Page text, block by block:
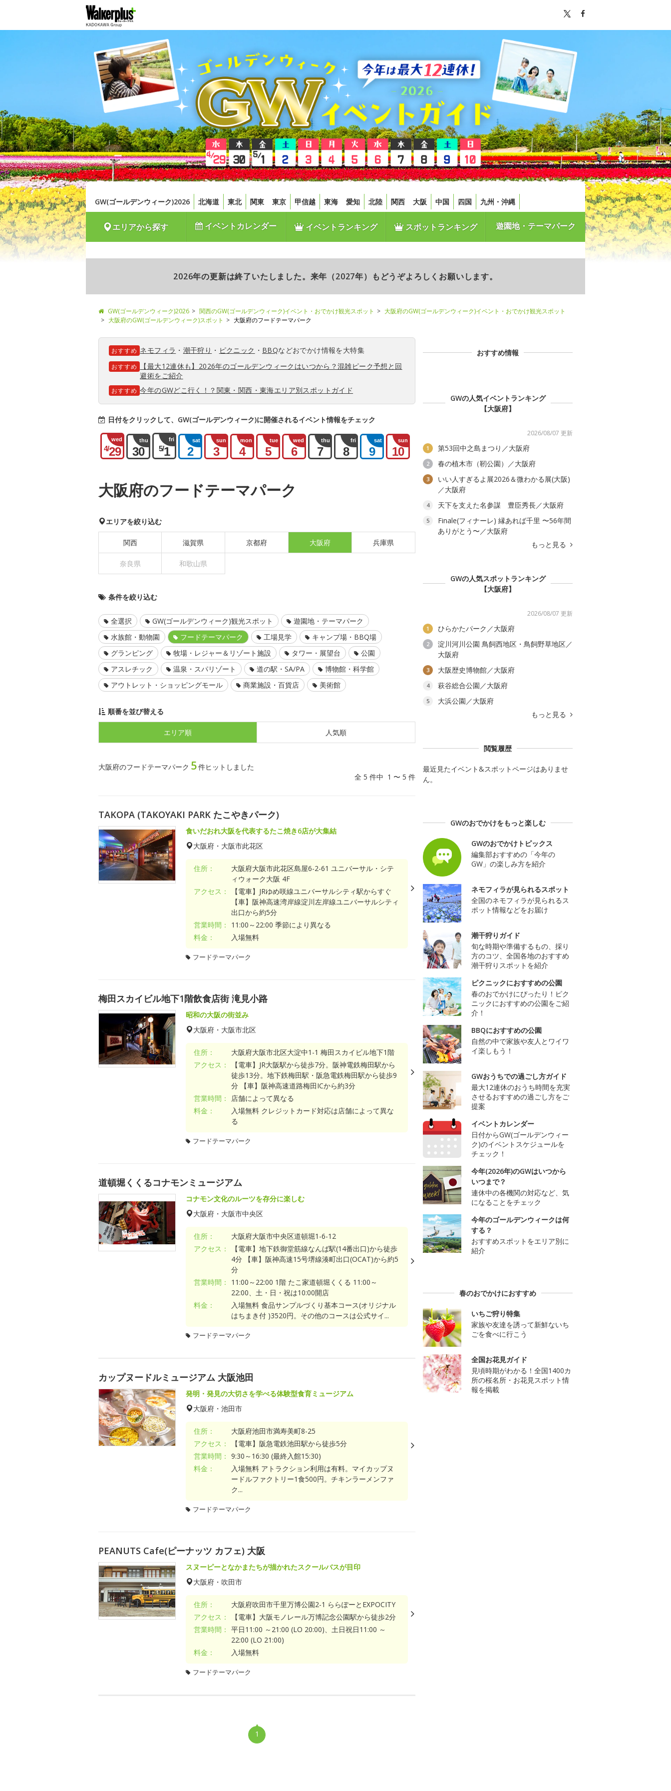
GW(ゴールデンウィーク)2026 北海道 東北 関東 東京 甲信越 東海 愛知 北陸 関西 大阪 中国 四国 九州・沖縄
エリアから探す イベントカレンダー イベントランキング スポットランキング 遊園地・テーマパーク
2026年の更新は終了いたしました。来年（2027年）もどうぞよろしくお願いします。
GW(ゴールデンウィーク)2026 関西のGW(ゴールデンウィーク)イベント・おでかけ観光スポット
大阪府のGW(ゴールデンウィーク)イベント・おでかけ観光スポット
大阪府のGW(ゴールデンウィーク)スポット
大阪府のフードテーマパーク
おすすめ ネモフィラ ・ 潮干狩り ・ ピクニック ・ BBQなどおでかけ情報を大特集
おすすめ
【最大12連休も】2026年のゴールデンウィークはいつから？混雑ピーク予想と回
避術をご紹介
おすすめ 今年のGWどこ行く！？関東・関西・東海エリア別スポットガイド
日付をクリックして、GW(ゴールデンウィーク)に開催されるイベント情報をチェック
wed
4/29
thu
30
fri
5/1
sat
2
sun
3
mon
4
tue
5
wed
6
thu
7
fri
8
sat
9
sun
10
大阪府のフードテーマパーク
エリアを絞り込む
関西 滋賀県 京都府 大阪府 兵庫県
奈良県 和歌山県
条件を絞り込む
全選択 GW(ゴールデンウィーク)観光スポット
遊園地・テーマパーク
水族館・動物園
フードテーマパーク 工場見学
キャンプ場・BBQ場
グランピング
牧場・レジャー＆リゾート施設 タワー・展望台
公園
アスレチック
温泉・スパリゾート 道の駅・SA/PA
博物館・科学館
アウトレット・ショッピングモール
商業施設・百貨店 美術館
順番を並び替える
エリア順 人気順
大阪府のフードテーマパーク 5件ヒットしました
全 5 件中 1 〜 5 件
TAKOPA (TAKOYAKI PARK たこやきパーク)
食いだおれ大阪を代表するたこ焼き6店が大集結
大阪府・大阪市此花区
住所：
大阪府大阪市此花区島屋6-2-61 ユニバーサル・シテ
ィウォーク大阪 4F
アクセス：
【電車】JRゆめ咲線ユニバーサルシティ駅からすぐ
【車】阪神高速湾岸線淀川左岸線ユニバーサルシティ
出口から約5分
営業時間：
11:00～22:00 季節により異なる
料金：
入場無料
フードテーマパーク
梅田スカイビル地下1階飲食店街 滝見小路
昭和の大阪の街並み
大阪府・大阪市北区
住所：
大阪府大阪市北区大淀中1-1 梅田スカイビル地下1階
アクセス：
【電車】JR大阪駅から徒歩7分。阪神電鉄梅田駅から
徒歩13分。地下鉄梅田駅・阪急電鉄梅田駅から徒歩9
分 【車】阪神高速道路梅田ICから約3分
営業時間：
店舗によって異なる
料金：
入場無料 クレジットカード対応は店舗によって異な
る
フードテーマパーク
道頓堀くくるコナモンミュージアム
コナモン文化のルーツを存分に楽しむ
大阪府・大阪市中央区
住所：
大阪府大阪市中央区道頓堀1-6-12
アクセス：
【電車】地下鉄御堂筋線なんば駅(14番出口)から徒歩
4分 【車】阪神高速15号堺線湊町出口(OCAT)から約5
分
営業時間：
11:00～22:00 1階 たこ家道頓堀くくる 11:00～
22:00、土・日・祝は10:00開店
料金：
入場無料 食品サンプルづくり基本コース(オリジナル
はちまき付 )3520円。その他のコースは公式サイ...
フードテーマパーク
カップヌードルミュージアム 大阪池田
発明・発見の大切さを学べる体験型食育ミュージアム
大阪府・池田市
住所：
大阪府池田市満寿美町8-25
アクセス：
【電車】阪急電鉄池田駅から徒歩5分
営業時間： 9:30～16:30 (最終入館15:30)
料金：
入場無料 アトラクション利用は有料。マイカップヌ
ードルファクトリー1食500円。チキンラーメンファ
ク...
フードテーマパーク
PEANUTS Cafe(ピーナッツ カフェ) 大阪
スヌーピーとなかまたちが描かれたスクールバスが目印
大阪府・吹田市
住所：
大阪府吹田市千里万博公園2-1 ららぽーとEXPOCITY
アクセス：
【電車】大阪モノレール万博記念公園駅から徒歩2分
営業時間： 平日11:00 ～21:00 (LO 20:00)、土日祝日11:00 ～
22:00 (LO 21:00)
料金：
入場無料
フードテーマパーク
1
おすすめ情報
GWの人気イベントランキング
【大阪府】
2026/08/07 更新
1 第53回中之島まつり／大阪府
2 春の植木市（靭公園）／大阪府
3
いい人すぎるよ展2026＆微わかる展(大阪)
／大阪府
4 天下を支えた名参謀 豊臣秀長／大阪府
5
Finale(フィナーレ) 縁あれば千里 〜56年間
ありがとう〜／大阪府
もっと見る
GWの人気スポットランキング
【大阪府】
2026/08/07 更新
1 ひらかたパーク／大阪府
2
淀川河川公園 鳥飼西地区・鳥飼野草地区／
大阪府
3 大阪歴史博物館／大阪府
4 萩谷総合公園／大阪府
5
大浜公園／大阪府
もっと見る
閲覧履歴
最近見たイベント&スポットページはありませ
ん。
GWのおでかけをもっと楽しむ
GWのおでかけトピックス
編集部おすすめの「今年の
GW」の楽しみ方を紹介
ネモフィラが見られるスポット
全国のネモフィラが見られるス
ポット情報などをお届け
潮干狩りガイド
旬な時期や準備するもの、採り
方のコツ、全国各地のおすすめ
潮干狩りスポットを紹介
ピクニックにおすすめの公園
春のおでかけにぴったり！ピク
ニックにおすすめの公園をご紹
介！
BBQにおすすめの公園
自然の中で家族や友人とワイワ
イ楽しもう！
GWおうちでの過ごし方ガイド
最大12連休のおうち時間を充実
させるおすすめの過ごし方をご
提案
イベントカレンダー
日付からGW(ゴールデンウィー
ク)のイベントスケジュールを
チェック！
今年(2026年)のGWはいつから
いつまで？
連休中の各機関の対応など、気
になることをチェック
今年のゴールデンウィークは何
する？
おすすめスポットをエリア別に
紹介
春のおでかけにおすすめ
いちご狩り特集
家族や友達を誘って新鮮ないち
ごを食べに行こう
全国お花見ガイド
見頃時期がわかる！全国1400カ
所の桜名所・お花見スポット情
報を掲載